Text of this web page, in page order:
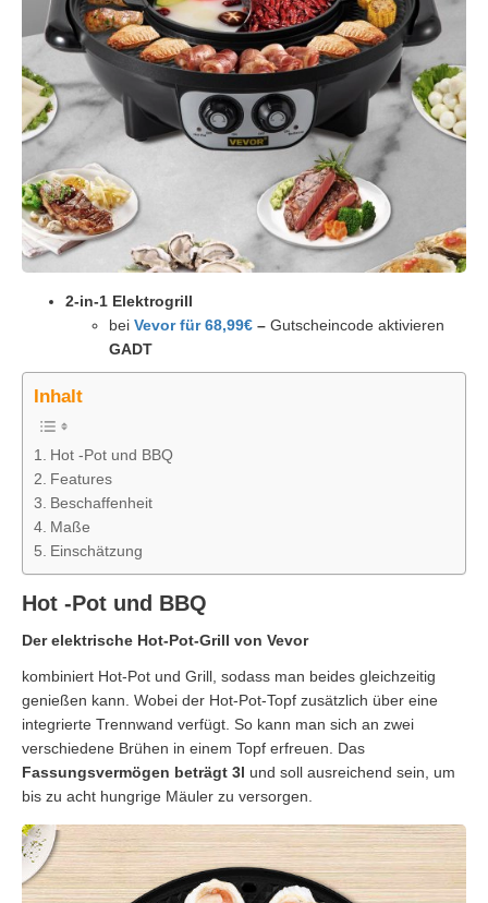
2-in-1 Elektrogrill
bei Vevor für 68,99€ – Gutscheincode aktivieren
GADT
Inhalt
Hot -Pot und BBQ
Features
Beschaffenheit
Maße
Einschätzung
Hot -Pot und BBQ
Der elektrische Hot-Pot-Grill von Vevor
kombiniert Hot-Pot und Grill, sodass man beides gleichzeitig
genießen kann. Wobei der Hot-Pot-Topf zusätzlich über eine
integrierte Trennwand verfügt. So kann man sich an zwei
verschiedene Brühen in einem Topf erfreuen. Das
Fassungsvermögen beträgt 3l und soll ausreichend sein, um
bis zu acht hungrige Mäuler zu versorgen.